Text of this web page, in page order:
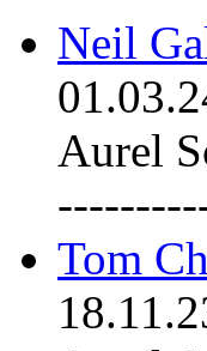
Neil
Aurel
Tom